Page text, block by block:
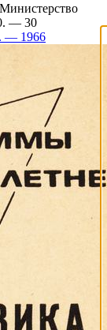
— 30
— 1966